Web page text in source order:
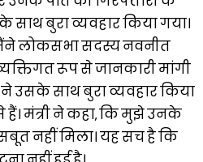
बुरा व्यवहार किया गया।
लोकसभा सदस्य नवनीत
रूप से जानकारी मांगी
उसके साथ बुरा व्यवहार किया
हैं। मंत्री ने कहा, कि मुझे उनके
नहीं मिला। यह सच है कि